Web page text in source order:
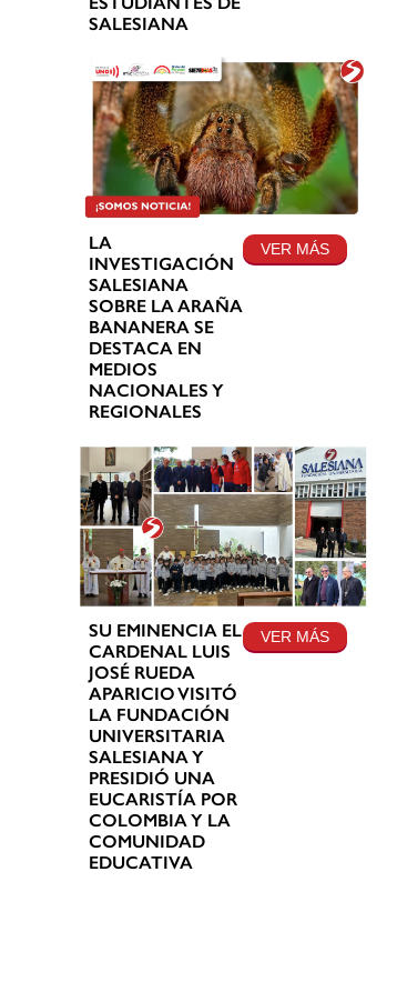
SALESIANA
LA
INVESTIGACIÓN
SALESIANA
SOBRE LA ARAÑA
BANANERA SE
DESTACA EN
MEDIOS
NACIONALES Y
REGIONALES
VER MÁS
SU EMINENCIA EL
CARDENAL LUIS
JOSÉ RUEDA
APARICIO VISITÓ
LA FUNDACIÓN
UNIVERSITARIA
SALESIANA Y
PRESIDIÓ UNA
EUCARISTÍA POR
COLOMBIA Y LA
COMUNIDAD
EDUCATIVA
VER MÁS